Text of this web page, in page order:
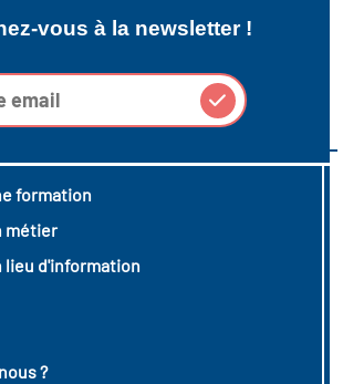
vous à la newsletter !
formation
métier
lieu d'information
?